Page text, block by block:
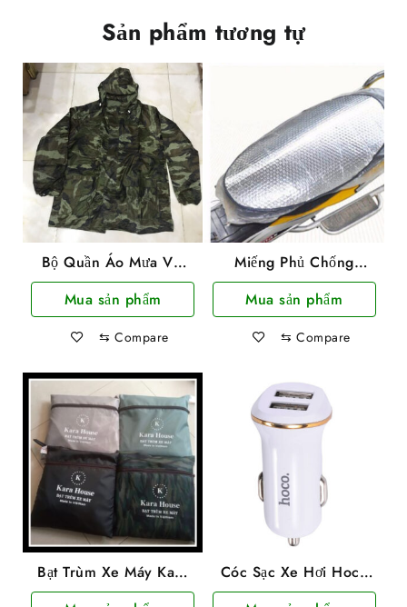
Sản phẩm tương tự
Bộ Quần Áo Mưa Vải
Dù Rằn Ri Siêu Bền
Mua sản phẩm
⇆ Compare
Miếng Phủ Chống
Nóng, Che Bụi, Che
Mưa Yên Xe Máy Cao
Mua sản phẩm
⇆ Compare
Bạt Trùm Xe Máy Kara
House Vải Dù Cao Cấp
Cóc Sạc Xe Hơi Hoco
Z1 2 Cổng Usb 2.1A